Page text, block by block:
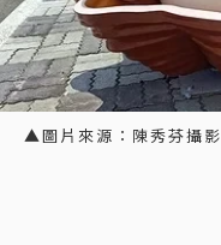
▲圖片來源：陳秀芬攝影